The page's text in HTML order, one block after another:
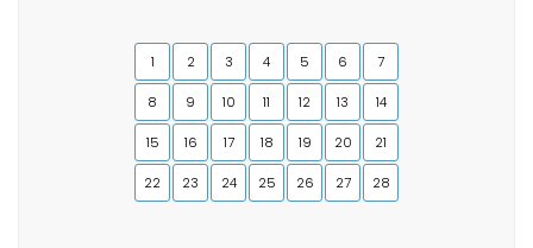
1 2 3 4 5 6 7
8 9 10 11 12 13 14
15 16 17 18 19 20 21
22 23 24 25 26 27 28